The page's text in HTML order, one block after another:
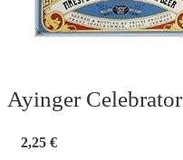
Ayinger Celebrator
2,25 €